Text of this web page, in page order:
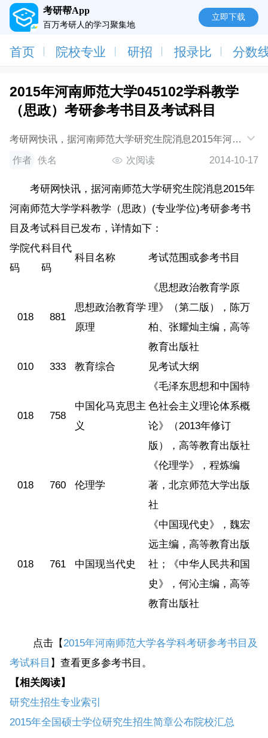
考研帮App
百万考研人的学习聚集地
立即下载
首页 院校专业 研招 报录比 分数
2015年河南师范大学045102学科教学
（思政）考研参考书目及考试科目
考研网快讯，据河南师范大学研究生院消息2015年河南
师范大学学科教学（思政）(专业学位)考研参考书目及
考试科目已发布，详情如下：学院代码科目
作者 佚名 次阅读 2014-10-17
考研网快讯，据河南师范大学研究生院消息2015年
河南师范大学学科教学（思政）(专业学位)考研参考书
目及考试科目已发布，详情如下：
学院代
码
科目代
码
科目名称 考试范围或参考书目
018 881
思想政治教育学
原理
《思想政治教育学原
理》（第二版），陈万
柏、张耀灿主编，高等
教育出版社
010
333 教育综合 见考试大纲
018 758
中国化马克思主
义
《毛泽东思想和中国特
色社会主义理论体系概
论》（2013年修订
版），高等教育出版社
018 760 伦理学
《伦理学》，程炼编
著，北京师范大学出版
社
018 761 中国现当代史
《中国现代史》，魏宏
远主编，高等教育出版
社；《中华人民共和国
史》，何沁主编，高等
教育出版社
点击【2015年河南师范大学各学科考研参考书目及
考试科目 】查看更多参考书目。
【相关阅读】
研究生招生专业索引
2015年全国硕士学位研究生招生简章公布院校汇总